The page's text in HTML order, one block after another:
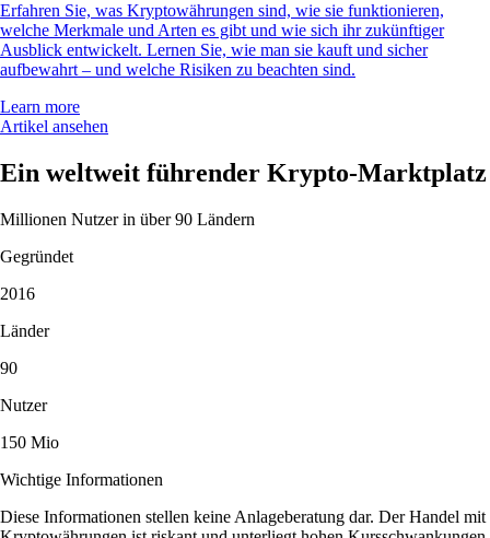
Erfahren Sie, was Kryptowährungen sind, wie sie funktionieren,
welche Merkmale und Arten es gibt und wie sich ihr zukünftiger
Ausblick entwickelt. Lernen Sie, wie man sie kauft und sicher
aufbewahrt – und welche Risiken zu beachten sind.
Learn more
Artikel ansehen
Ein weltweit führender Krypto-Marktplatz
Millionen Nutzer in über 90 Ländern
Gegründet
2016
Länder
90
Nutzer
150 Mio
Wichtige Informationen
Diese Informationen stellen keine Anlageberatung dar. Der Handel mit